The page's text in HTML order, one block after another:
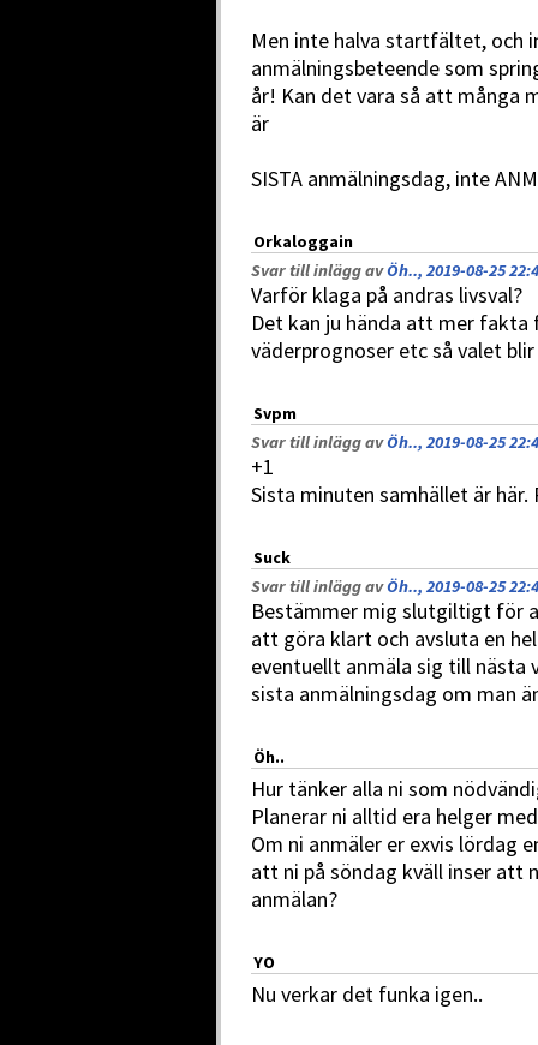
Men inte halva startfältet, och
anmälningsbeteende som
år! Kan det vara så att
är
SISTA anmälningsdag, inte
Orkaloggain
Svar till inlägg avÖh.., 2019-08-25
Varför klaga på andras livsval?
Det kan ju hända att mer fakta
väderprognoser etc så valet
Svpm
Svar till inlägg avÖh.., 2019-08-25
+1
Sista minuten samhället är
Suck
Svar till inlägg avÖh.., 2019-08-25
Bestämmer mig slutgiltigt för
att göra klart och avsluta en
eventuellt anmäla sig till nästa
sista anmälningsdag om man
Öh..
Hur tänker alla ni som
Planerar ni alltid era helger
Om ni anmäler er exvis lördag
att ni på söndag kväll inser
anmälan?
YO
Nu verkar det funka igen..